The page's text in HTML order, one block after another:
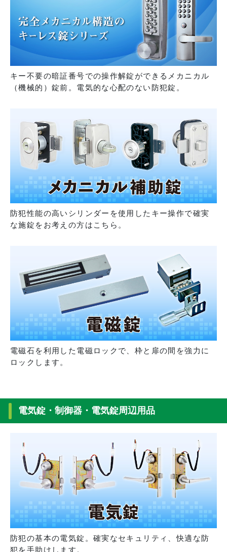
キー不要の暗証番号での操作解錠ができるメカニカル
（機械的）錠前。電気的な心配のない防犯錠。
防犯性能の高いシリンダーを使用したキー操作で確実
な施錠をお考えの方はこちら。
電磁石を利用した電磁ロックで、枠と扉の間を強力に
ロックします。
電気錠・制御器・電気錠周辺用品
防犯の基本の電気錠。確実なセキュリティ、快適な防
犯を手助けします。